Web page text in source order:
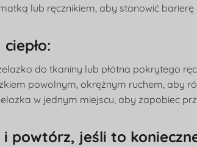
lub ręcznikiem, aby stanowić
do tkaniny lub płótna pokrytego
powolnym, okrężnym ruchem, aby
w jednym miejscu, aby zapobiec
i powtórz, jeśli to